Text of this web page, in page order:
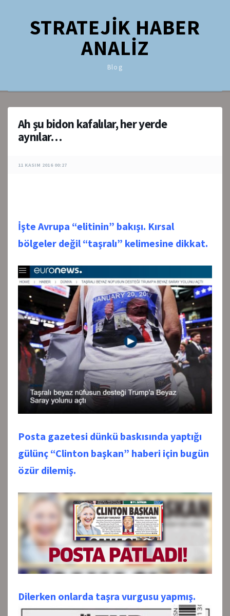
STRATEJİK HABER
ANALİZ
Blog
Ah şu bidon kafalılar, her yerde
aynılar…
11 KASIM 2016 00:27
İşte Avrupa “elitinin” bakışı. Kırsal
bölgeler değil “taşralı” kelimesine dikkat.
Posta gazetesi dünkü baskısında yaptığı
gülünç “Clinton başkan” haberi için bugün
özür dilemiş.
Dilerken onlarda taşra vurgusu yapmış.